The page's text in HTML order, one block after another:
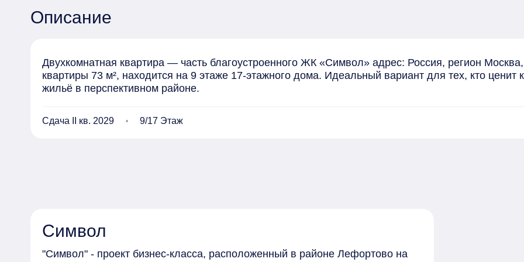
Описание
Двухкомнатная квартира — часть благоустроенного ЖК «Символ» адрес: Россия, регион
квартиры 73 м², находится на 9 этаже 17-этажного дома. Идеальный вариант для тех, кто ценит
жильё в перспективном районе.
Сдача II кв. 2029 9/17 Этаж
Символ
"Символ" - проект бизнес-класса, расположенный в районе Лефортово на